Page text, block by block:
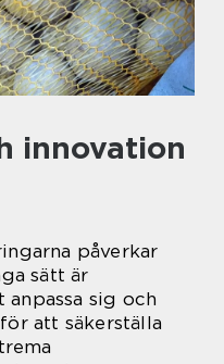
innovation
påverkar
sätt är
anpassa sig och
att säkerställa